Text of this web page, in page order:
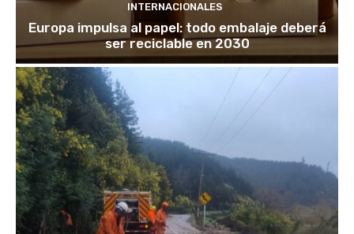
INTERNACIONALES
Europa impulsa al papel: todo embalaje deberá
ser reciclable en 2030